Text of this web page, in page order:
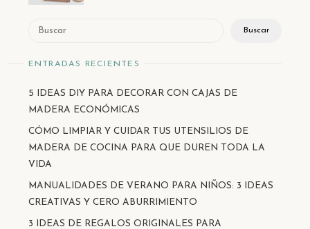
Buscar
Buscar
ENTRADAS RECIENTES
5 IDEAS DIY PARA DECORAR CON CAJAS DE
MADERA ECONÓMICAS
CÓMO LIMPIAR Y CUIDAR TUS UTENSILIOS DE
MADERA DE COCINA PARA QUE DUREN TODA LA
VIDA
MANUALIDADES DE VERANO PARA NIÑOS: 3 IDEAS
CREATIVAS Y CERO ABURRIMIENTO
3 IDEAS DE REGALOS ORIGINALES PARA